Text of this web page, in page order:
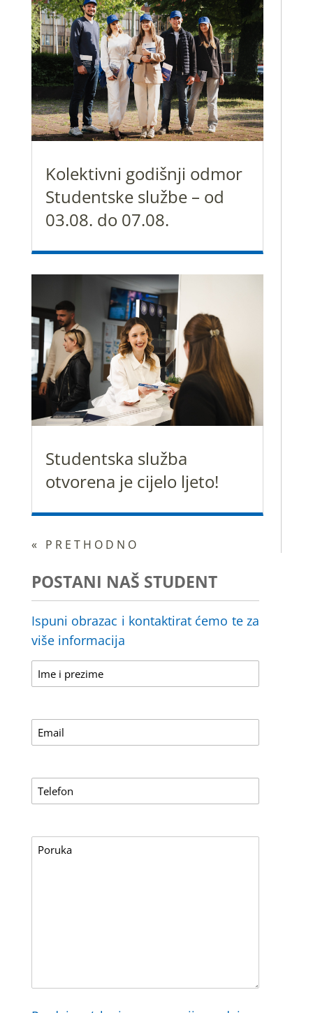
Kolektivni godišnji odmor
Studentske službe – od
03.08. do 07.08.
Studentska služba
otvorena je cijelo ljeto!
« PRETHODNO
POSTANI NAŠ STUDENT
Ispuni obrazac i kontaktirat ćemo te za
više informacija